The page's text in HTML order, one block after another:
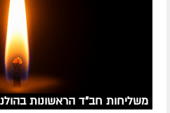
משליחות חב"ד הראשונות